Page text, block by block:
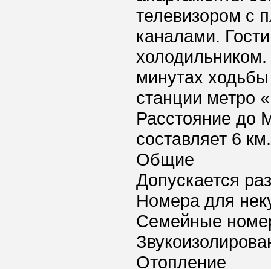
телевизором с
каналами.
минутах
станции метро
Расстояние до
составляет 6
Общие
Допускается
Номера для
Семейные
Отопление